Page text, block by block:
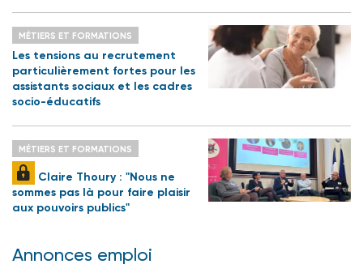
MÉTIERS ET FORMATIONS
Les tensions au recrutement
particulièrement fortes pour les
assistants sociaux et les cadres
socio-éducatifs
MÉTIERS ET FORMATIONS
Claire Thoury : "Nous ne
sommes pas là pour faire plaisir
aux pouvoirs publics"
Annonces emploi